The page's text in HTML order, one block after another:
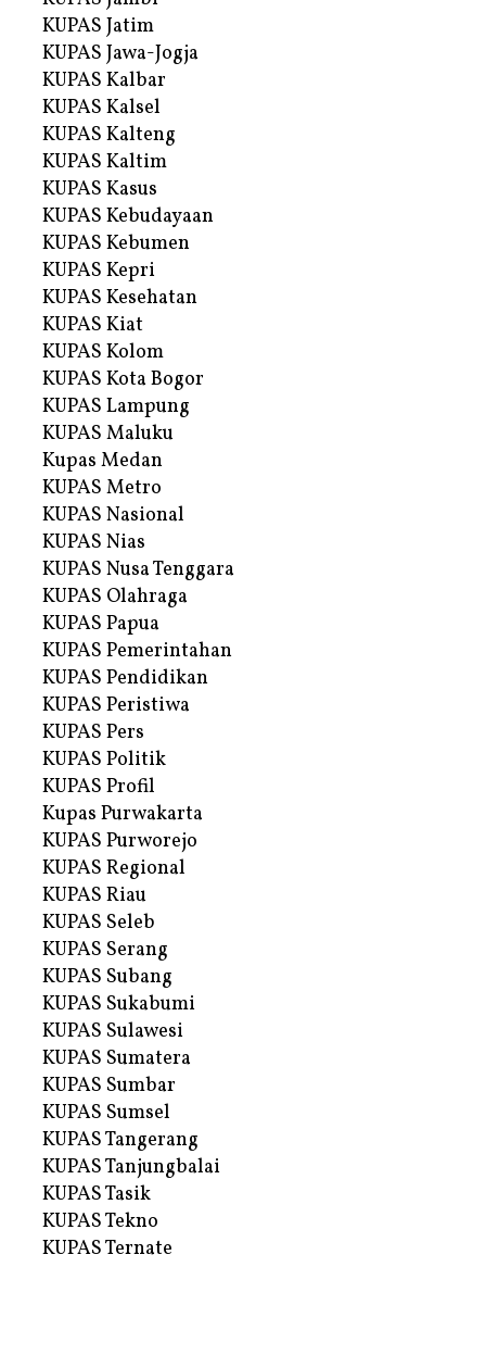
KUPAS Jatim
KUPAS Jawa-Jogja
KUPAS Kalbar
KUPAS Kalsel
KUPAS Kalteng
KUPAS Kaltim
KUPAS Kasus
KUPAS Kebudayaan
KUPAS Kebumen
KUPAS Kepri
KUPAS Kesehatan
KUPAS Kiat
KUPAS Kolom
KUPAS Kota Bogor
KUPAS Lampung
KUPAS Maluku
Kupas Medan
KUPAS Metro
KUPAS Nasional
KUPAS Nias
KUPAS Nusa Tenggara
KUPAS Olahraga
KUPAS Papua
KUPAS Pemerintahan
KUPAS Pendidikan
KUPAS Peristiwa
KUPAS Pers
KUPAS Politik
KUPAS Profil
Kupas Purwakarta
KUPAS Purworejo
KUPAS Regional
KUPAS Riau
KUPAS Seleb
KUPAS Serang
KUPAS Subang
KUPAS Sukabumi
KUPAS Sulawesi
KUPAS Sumatera
KUPAS Sumbar
KUPAS Sumsel
KUPAS Tangerang
KUPAS Tanjungbalai
KUPAS Tasik
KUPAS Tekno
KUPAS Ternate